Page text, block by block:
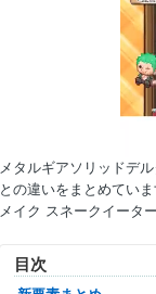
メタルギアソリッドデ
との違いをまとめてい
メイク スネークイータ
目次